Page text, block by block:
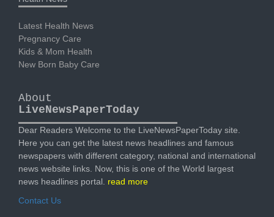
Latest Health News
Pregnancy Care
Kids & Mom Health
New Born Baby Care
About
LiveNewsPaperToday
Dear Readers Welcome to the LiveNewsPaperToday site.
Here you can get the latest news headlines and famous
newspapers with different category, national and international
news website links. Now, this is one of the World largest
news headlines portal. read more
Contact Us